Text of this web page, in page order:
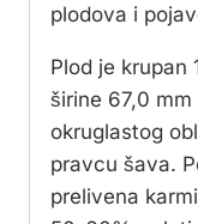
plodova i
Plod je krupan
širine 67,0
okruglastog
pravcu šava.
prelivena